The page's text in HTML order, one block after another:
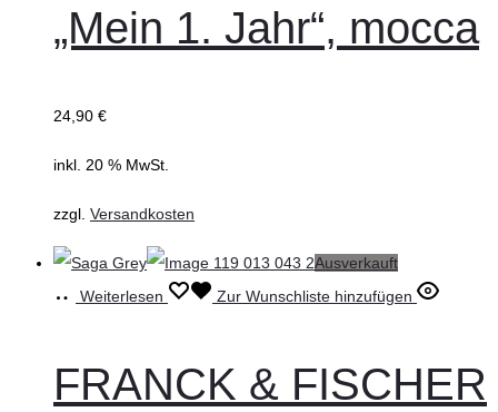
„Mein 1. Jahr“, mocca
24,90 €
inkl. 20 % MwSt.
zzgl. Versandkosten
Ausverkauft
Weiterlesen
Zur Wunschliste hinzufügen
FRANCK & FISCHER